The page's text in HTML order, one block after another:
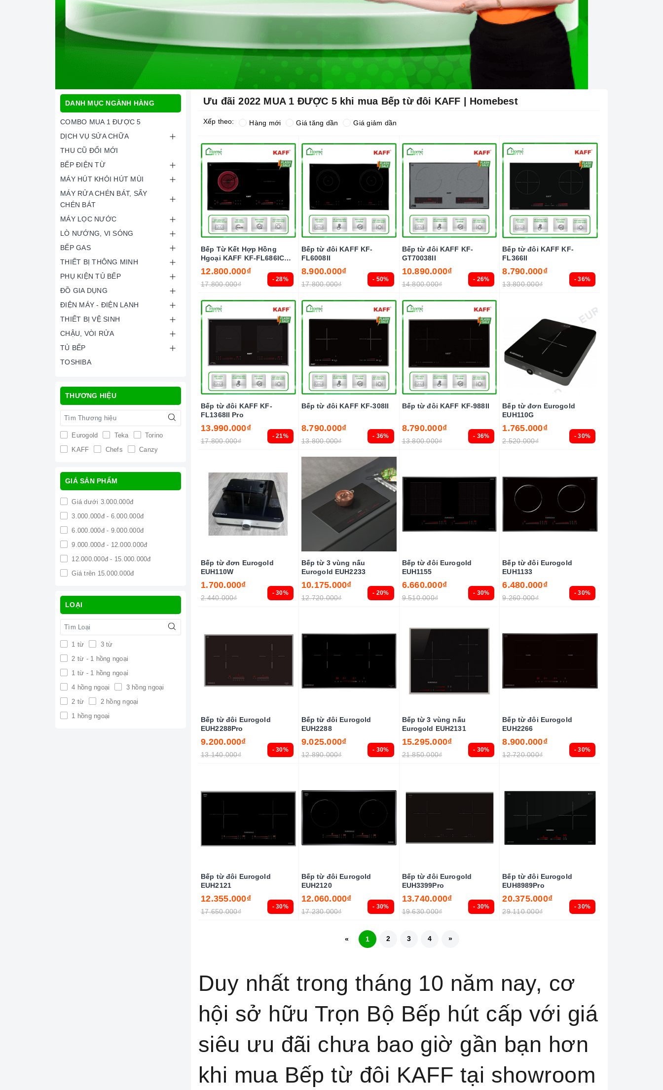
DANH MỤC NGÀNH HÀNG
COMBO MUA 1 ĐƯỢC 5
DỊCH VỤ SỬA CHỮA
THU CŨ ĐỔI MỚI
BẾP ĐIỆN TỪ
MÁY HÚT KHÓI HÚT MÙI
MÁY RỬA CHÉN BÁT, SẤY
CHÉN BÁT
MÁY LỌC NƯỚC
LÒ NƯỚNG, VI SÓNG
BẾP GAS
THIẾT BỊ THÔNG MINH
PHỤ KIỆN TỦ BẾP
ĐỒ GIA DỤNG
ĐIỆN MÁY - ĐIỆN LẠNH
THIẾT BỊ VỆ SINH
CHẬU, VÒI RỬA
TỦ BẾP
TOSHIBA
THƯƠNG HIỆU
Eurogold Teka
Torino
KAFF
Chefs Canzy
GIÁ SẢN PHẨM
Giá dưới 3.000.000đ
3.000.000đ - 6.000.000đ
6.000.000đ - 9.000.000đ
9.000.000đ - 12.000.000đ
12.000.000đ - 15.000.000đ
Giá trên 15.000.000đ
LOẠI
1 từ
3 từ
2 từ - 1 hồng ngoại
1 từ - 1 hồng ngoại
4 hồng ngoại
3 hồng ngoại
2 từ
2 hồng ngoại
1 hồng ngoại
Ưu đãi 2022 MUA 1 ĐƯỢC 5 khi mua Bếp từ đôi KAFF | Homebest
Xếp theo: Hàng mới Giá tăng dần Giá giảm dần
- 28%
Bếp Từ Kết Hợp Hồng
Hgoại KAFF KF-FL686IC
New Plus (New 2026)
12.800.000₫
17.800.000₫
- 50%
Bếp từ đôi KAFF KF-
FL6008II
8.900.000₫
17.800.000₫
- 26%
Bếp từ đôi KAFF KF-
GT70038II
10.890.000₫
14.800.000₫
- 36%
Bếp từ đôi KAFF KF-
FL366II
8.790.000₫
13.800.000₫
- 21%
Bếp từ đôi KAFF KF-
FL1368II Pro
13.990.000₫
17.800.000₫
- 36%
Bếp từ đôi KAFF KF-308II
8.790.000₫
13.800.000₫
- 36%
Bếp từ đôi KAFF KF-988II
8.790.000₫
13.800.000₫
- 30%
Bếp từ đơn Eurogold
EUH110G
1.765.000₫
2.520.000₫
- 30%
Bếp từ đơn Eurogold
EUH110W
1.700.000₫
2.440.000₫
- 20%
Bếp từ 3 vùng nấu
Eurogold EUH2233
10.175.000₫
12.720.000₫
- 30%
Bếp từ đôi Eurogold
EUH1155
6.660.000₫
9.510.000₫
- 30%
Bếp từ đôi Eurogold
EUH1133
6.480.000₫
9.260.000₫
- 30%
Bếp từ đôi Eurogold
EUH2288Pro
9.200.000₫
13.140.000₫
- 30%
Bếp từ đôi Eurogold
EUH2288
9.025.000₫
12.890.000₫
- 30%
Bếp từ 3 vùng nấu
Eurogold EUH2131
15.295.000₫
21.850.000₫
- 30%
Bếp từ đôi Eurogold
EUH2266
8.900.000₫
12.720.000₫
- 30%
Bếp từ đôi Eurogold
EUH2121
12.355.000₫
17.650.000₫
- 30%
Bếp từ đôi Eurogold
EUH2120
12.060.000₫
17.230.000₫
- 30%
Bếp từ đôi Eurogold
EUH3399Pro
13.740.000₫
19.630.000₫
- 30%
Bếp từ đôi Eurogold
EUH8989Pro
20.375.000₫
29.110.000₫
« 1 2 3 4 »
Duy nhất trong tháng 10 năm nay, cơ
hội sở hữu Trọn Bộ Bếp hút cấp với giá
siêu ưu đãi chưa bao giờ gần bạn hơn
khi mua Bếp từ đôi KAFF tại showroom